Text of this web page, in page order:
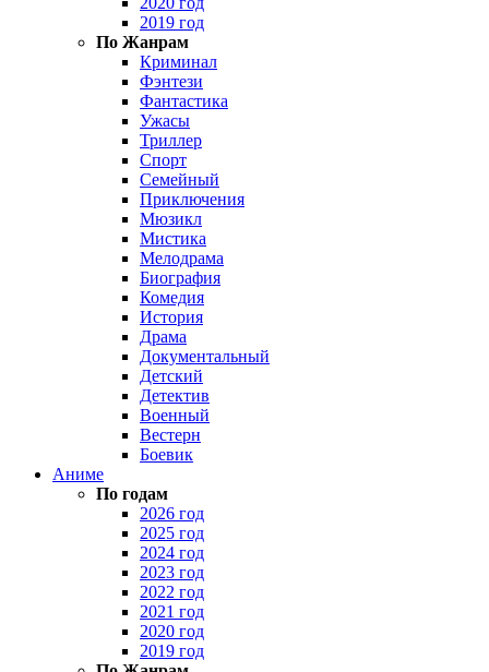
2019 год
По Жанрам
Криминал
Фэнтези
Фантастика
Ужасы
Триллер
Спорт
Семейный
Приключения
Мюзикл
Мистика
Мелодрама
Биография
Комедия
История
Драма
Документальный
Детский
Детектив
Военный
Вестерн
Боевик
Аниме
По годам
2026 год
2025 год
2024 год
2023 год
2022 год
2021 год
2020 год
2019 год